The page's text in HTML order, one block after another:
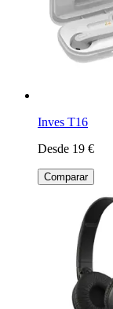
Inves T16
Desde 19 €
Comparar